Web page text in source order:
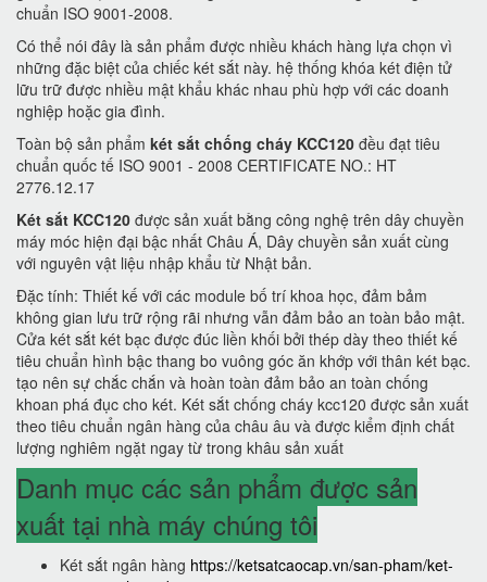
chuẩn ISO 9001-2008.
Có thể nói đây là sản phẩm được nhiều khách hàng lựa chọn vì
những đặc biệt của chiếc két sắt này. hệ thống khóa két điện tử
lữu trữ được nhiều mật khẩu khác nhau phù hợp với các doanh
nghiệp hoặc gia đình.
Toàn bộ sản phẩm két sắt chống cháy KCC120 đều đạt tiêu
chuẩn quốc tế ISO 9001 - 2008 CERTIFICATE NO.: HT
2776.12.17
Két sắt KCC120 được sản xuất bằng công nghệ trên dây chuyền
máy móc hiện đại bậc nhất Châu Á, Dây chuyền sản xuất cùng
với nguyên vật liệu nhập khẩu từ Nhật bản.
Đặc tính: Thiết kế với các module bố trí khoa học, đảm bảm
không gian lưu trữ rộng rãi nhưng vẫn đảm bảo an toàn bảo mật.
Cửa két sắt két bạc được đúc liền khối bởi thép dày theo thiết kế
tiêu chuẩn hình bậc thang bo vuông góc ăn khớp với thân két bạc.
tạo nên sự chắc chắn và hoàn toàn đảm bảo an toàn chống
khoan phá đục cho két. Két sắt chống cháy kcc120 được sản xuất
theo tiêu chuẩn ngân hàng của châu âu và được kiểm định chất
lượng nghiêm ngặt ngay từ trong khâu sản xuất
Danh mục các sản phẩm được sản
xuất tại nhà máy chúng tôi
Két sắt ngân hàng https://ketsatcaocap.vn/san-pham/ket-